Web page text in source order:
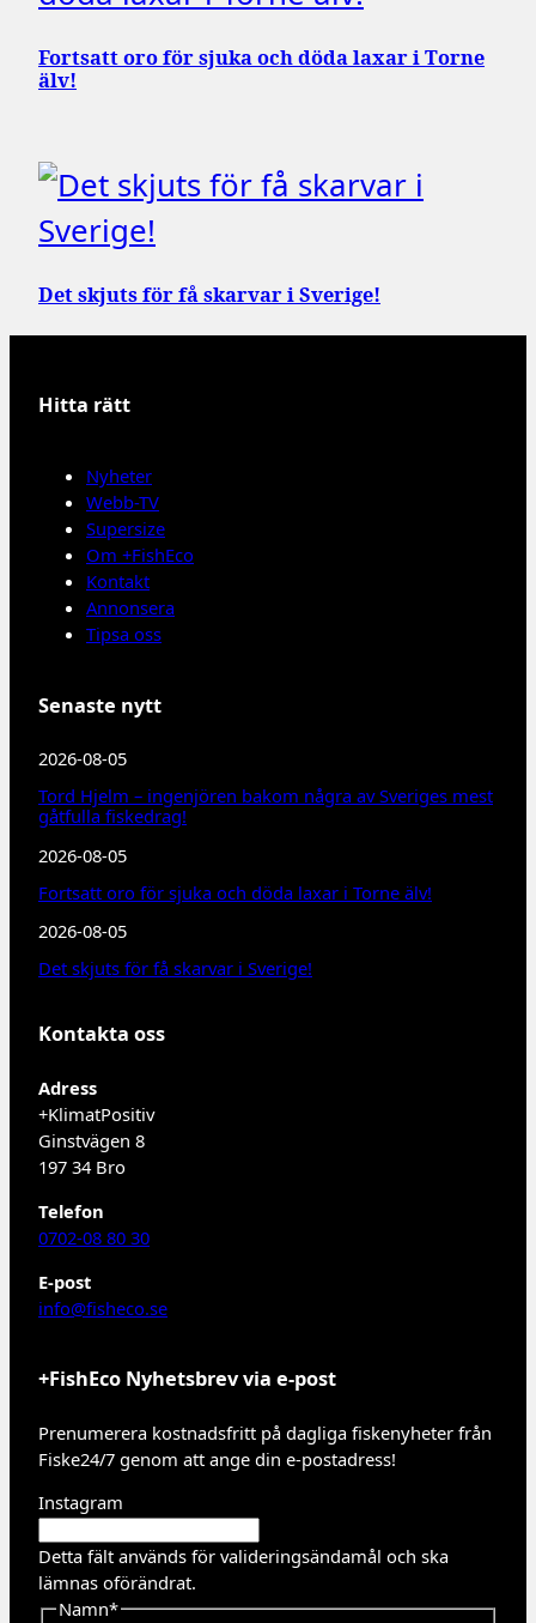
Fortsatt oro för sjuka och döda laxar i Torne
älv!
Det skjuts för få skarvar i Sverige!
Hitta rätt
Nyheter
Webb-TV
Supersize
Om +FishEco
Kontakt
Annonsera
Tipsa oss
Senaste nytt
2026-08-05
Tord Hjelm – ingenjören bakom några av Sveriges mest
gåtfulla fiskedrag!
2026-08-05
Fortsatt oro för sjuka och döda laxar i Torne älv!
2026-08-05
Det skjuts för få skarvar i Sverige!
Kontakta oss
Adress
+KlimatPositiv
Ginstvägen 8
197 34 Bro
Telefon
0702-08 80 30
E-post
info@fisheco.se
+FishEco Nyhetsbrev via e-post
Prenumerera kostnadsfritt på dagliga fiskenyheter från
Fiske24/7 genom att ange din e-postadress!
Instagram
Detta fält används för valideringsändamål och ska
lämnas oförändrat.
Namn*